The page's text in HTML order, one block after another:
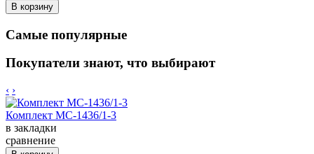
Самые популярные
Покупатели знают, что выбирают
‹ ›
Комплект MC-1436/1-3
в закладки
сравнение